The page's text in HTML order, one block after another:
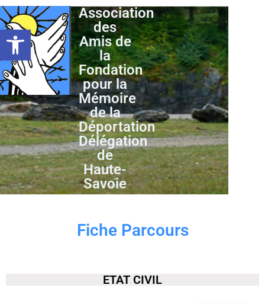
Ouvrir la barre d’outils
Association
des
Amis de
la
Fondation
pour la
Mémoire
de la
Déportation
Délégation
de
Haute-
Savoie
Fiche Parcours
ETAT CIVIL